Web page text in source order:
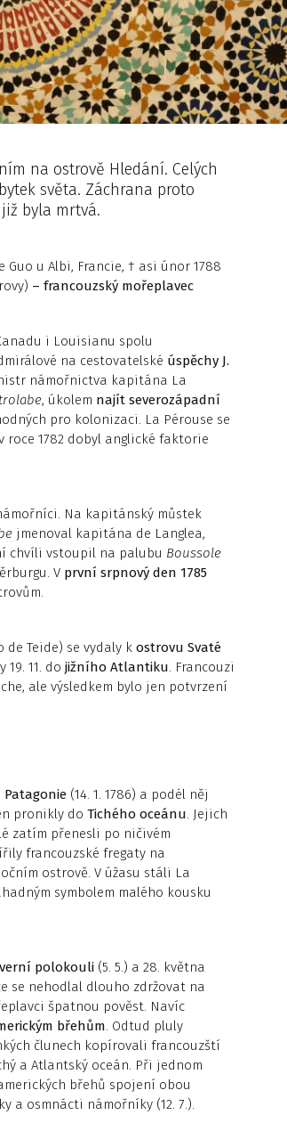
na ostrově Hledání. Celých
světa. Záchrana proto
byla mrtvá.
Guo u Albi, Francie, † asi únor 1788
– francouzský mořeplavec
i Louisia­nu spolu
na cestovatelské úspěchy J.
námořnictva kapitána La
, úkolem najít severozápadní
pro kolonizaci. La Pérouse se
1782 dobyl anglické faktorie
Na kapitánský můstek
jmenoval kapitána de Langlea,
chvíli vstoupil na palubu Boussole
V první srpnový den 1785
Teide) se vydaly k ostrovu Svaté
11. do jižního Atlantiku. Francouzi
ale výsledkem bylo jen potvrzení
Patagonie (14. 1. 1786) a podél něj
pronikly do Tichého oceánu. Jejich
zatím přenesli po ničivém
francouzské fregaty na
ostrově. V úžasu stáli La
symbolem malého kousku
polokouli (5. 5.) a 28. května
se nehodlal dlouho zdržovat na
špatnou pověst. Navíc
břehům. Odtud pluly
člunech kopírovali francouzští
a Atlantský oceán. Při jednom
břehů spojení obou
a osmnácti námořníky (12. 7.).